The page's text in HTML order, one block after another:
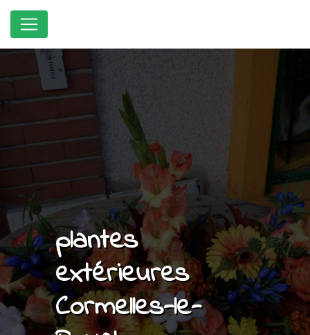
Panneau de gestion des cookies
plantes
extérieures
Cormelles-le-